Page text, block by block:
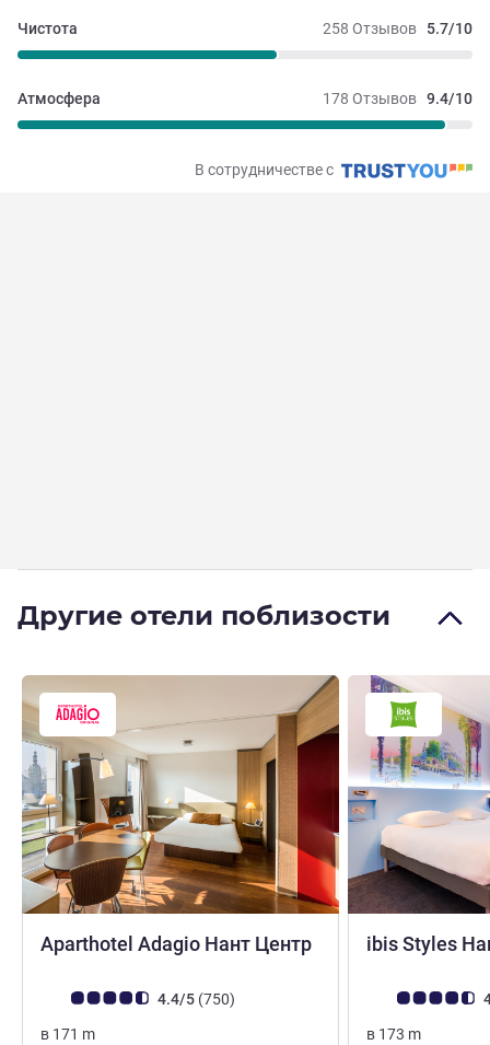
258 Отзывов 5.7/10
Чистота
178 Отзывов 9.4/10
Атмосфера
В сотрудничестве с
Другие отели поблизости
Aparthotel Adagio Нант Центр4 звезды
Примечание: отзывы клиентов (Рейтинг ALL)
4.4/5 (750Отзывов
)
в 171 m
ibis Styles
Примечание:
в 173 m